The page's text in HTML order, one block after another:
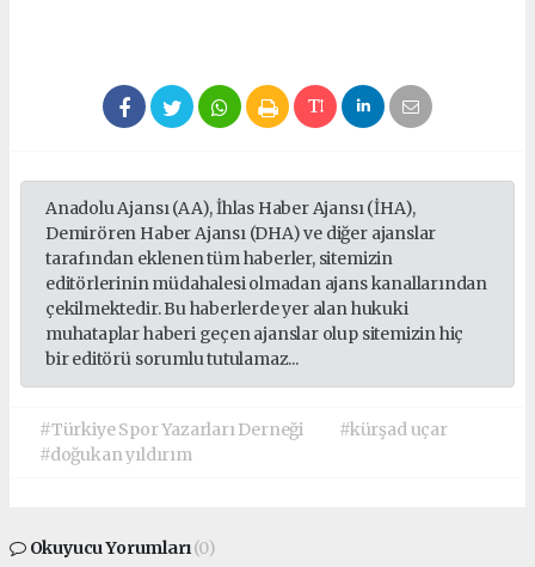
Anadolu Ajansı (AA), İhlas Haber Ajansı (İHA),
Demirören Haber Ajansı (DHA) ve diğer ajanslar
tarafından eklenen tüm haberler, sitemizin
editörlerinin müdahalesi olmadan ajans kanallarından
çekilmektedir. Bu haberlerde yer alan hukuki
muhataplar haberi geçen ajanslar olup sitemizin hiç
bir editörü sorumlu tutulamaz...
#Türkiye Spor Yazarları Derneği
#kürşad uçar
#doğukan yıldırım
Okuyucu Yorumları(0)